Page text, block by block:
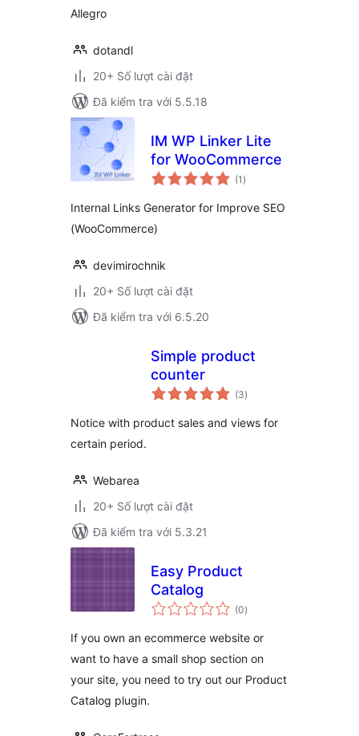
Allegro
dotandl
20+ Số lượt cài đặt
Đã kiểm tra với 5.5.18
IM WP Linker Lite
for WooCommerce
(1 tổng
đánh
)
Internal Links Generator for Improve SEO
(WooCommerce)
devimirochnik
20+ Số lượt cài đặt
Đã kiểm tra với 6.5.20
Simple product
counter
(3tổng
đánh
)
Notice with product sales and views for
certain period.
Webarea
20+ Số lượt cài đặt
Đã kiểm tra với 5.3.21
Easy Product
Catalog
(0tổng
đánh
)
If you own an ecommerce website or
want to have a small shop section on
your site, you need to try out our Product
Catalog plugin.